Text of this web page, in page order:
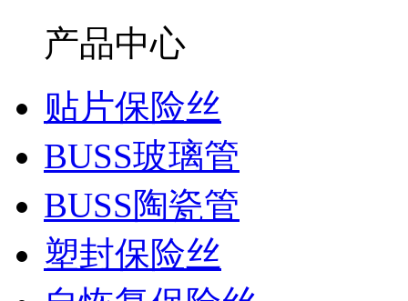
产品中心
贴片保险丝
BUSS玻璃管
BUSS陶瓷管
塑封保险丝